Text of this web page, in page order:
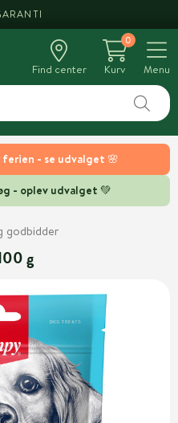
- se udvalget 🌸
- oplev udvalget 💚
Find center
0
Kurv
Menu
godbidder
g